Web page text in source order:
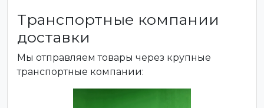
Транспортные компании
доставки
Мы отправляем товары через крупные
транспортные компании: